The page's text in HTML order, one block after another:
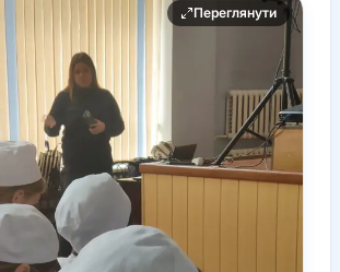
Переглянути